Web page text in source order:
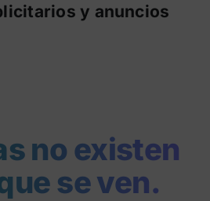
y anuncios
no existen
se ven.